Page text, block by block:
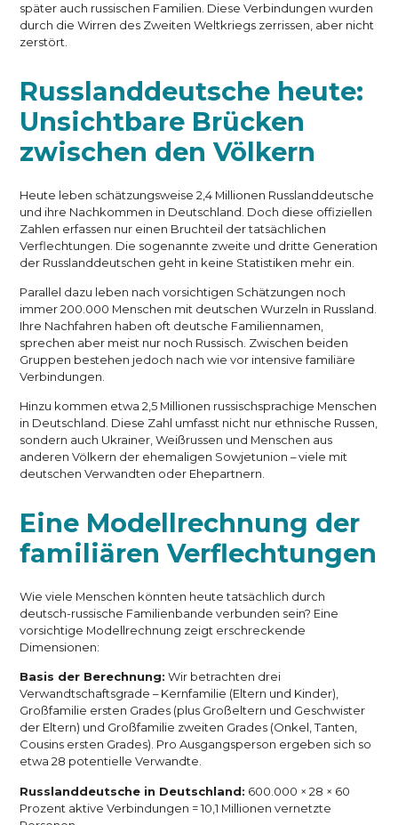
später auch russischen Familien. Diese Verbindungen wurden
durch die Wirren des Zweiten Weltkriegs zerrissen, aber nicht
zerstört.
Russlanddeutsche heute:
Unsichtbare Brücken
zwischen den Völkern
Heute leben schätzungsweise 2,4 Millionen Russlanddeutsche
und ihre Nachkommen in Deutschland. Doch diese offiziellen
Zahlen erfassen nur einen Bruchteil der tatsächlichen
Verflechtungen. Die sogenannte zweite und dritte Generation
der Russlanddeutschen geht in keine Statistiken mehr ein.
Parallel dazu leben nach vorsichtigen Schätzungen noch
immer 200.000 Menschen mit deutschen Wurzeln in Russland.
Ihre Nachfahren haben oft deutsche Familiennamen,
sprechen aber meist nur noch Russisch. Zwischen beiden
Gruppen bestehen jedoch nach wie vor intensive familiäre
Verbindungen.
Hinzu kommen etwa 2,5 Millionen russischsprachige Menschen
in Deutschland. Diese Zahl umfasst nicht nur ethnische Russen,
sondern auch Ukrainer, Weißrussen und Menschen aus
anderen Völkern der ehemaligen Sowjetunion – viele mit
deutschen Verwandten oder Ehepartnern.
Eine Modellrechnung der
familiären Verflechtungen
Wie viele Menschen könnten heute tatsächlich durch
deutsch-russische Familienbande verbunden sein? Eine
vorsichtige Modellrechnung zeigt erschreckende
Dimensionen:
Basis der Berechnung: Wir betrachten drei
Verwandtschaftsgrade – Kernfamilie (Eltern und Kinder),
Großfamilie ersten Grades (plus Großeltern und Geschwister
der Eltern) und Großfamilie zweiten Grades (Onkel, Tanten,
Cousins ersten Grades). Pro Ausgangsperson ergeben sich so
etwa 28 potentielle Verwandte.
Russlanddeutsche in Deutschland: 600.000 × 28 × 60
Prozent aktive Verbindungen = 10,1 Millionen vernetzte